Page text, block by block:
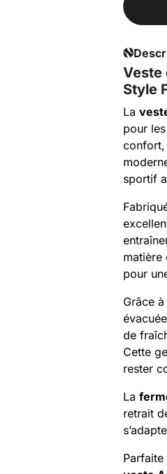
Veste
Style
La
pour
confort,
sportif
matière
pour
Grâce
de
Cette
rester
La
retrait
Parfaite